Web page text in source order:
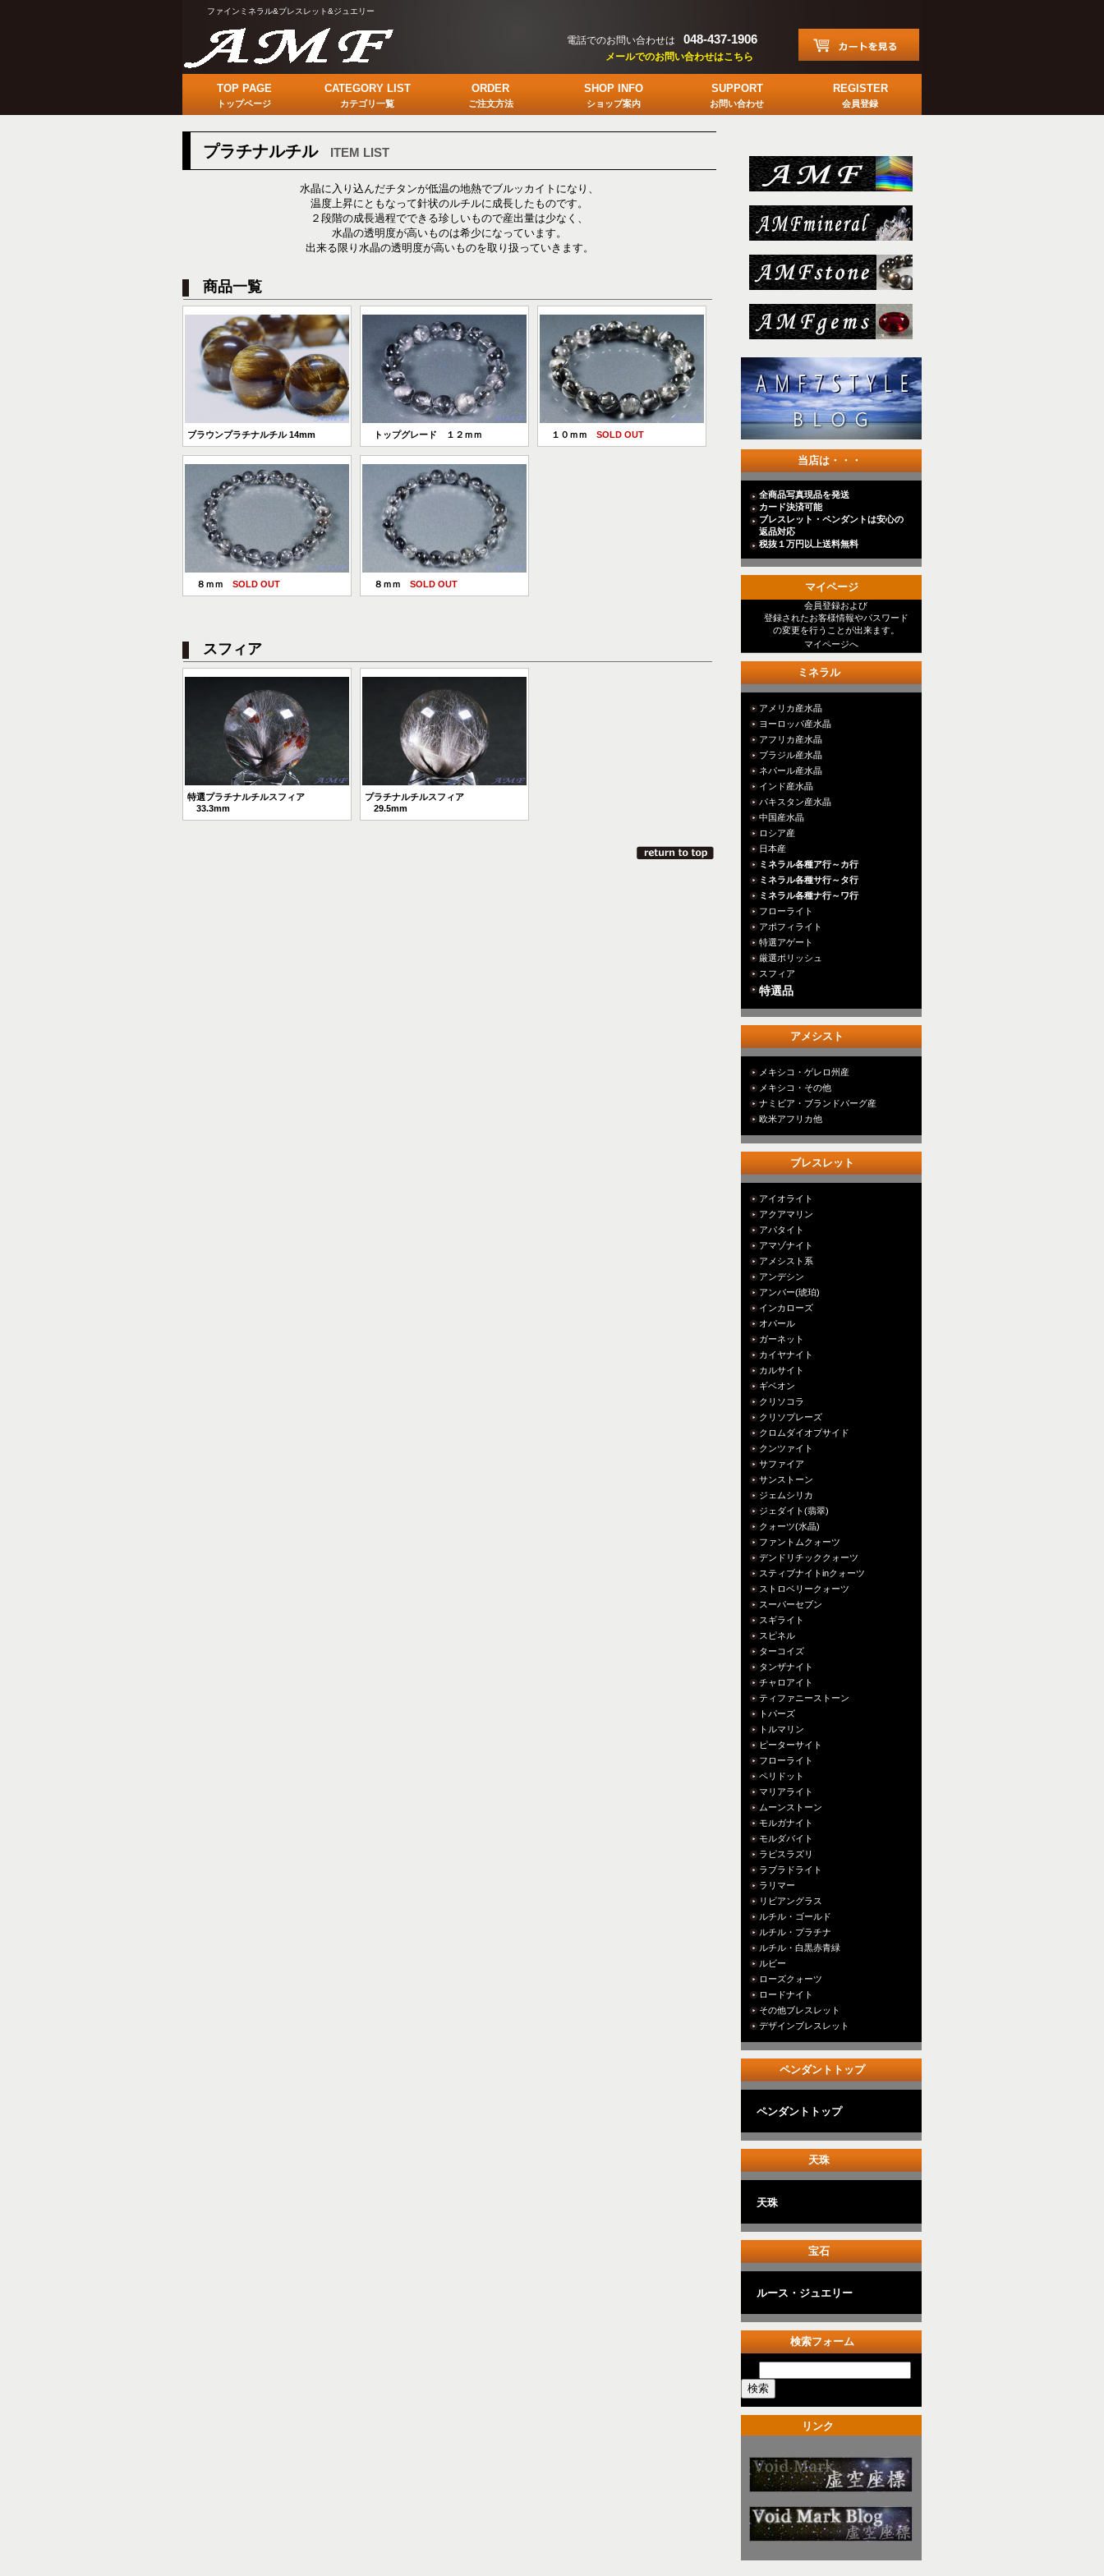
ファインミネラル&ブレスレット&ジュエリー
電話でのお問い合わせは 048-437-1906
メールでのお問い合わせはこちら
プラチナルチル ITEM LIST
水晶に入り込んだチタンが低温の地熱でブルッカイトになり、
温度上昇にともなって針状のルチルに成長したものです。
２段階の成長過程でできる珍しいもので産出量は少なく、
水晶の透明度が高いものは希少になっています。
出来る限り水晶の透明度が高いものを取り扱っていきます。
商品一覧
ブラウンプラチナルチル 14mm トップグレード １２ｍｍ １０ｍｍ SOLD OUT
８ｍｍ SOLD OUT ８ｍｍ SOLD OUT
スフィア
特選プラチナルチルスフィア
33.3mm
プラチナルチルスフィア
29.5mm
TOP PAGE
トップページ
CATEGORY LIST
カテゴリ一覧
ORDER
ご注文方法
SHOP INFO
ショップ案内
SUPPORT
お問い合わせ
REGISTER
会員登録
当店は・・・
全商品写真現品を発送
カード決済可能
ブレスレット・ペンダントは安心の
返品対応
税抜１万円以上送料無料
マイページ
会員登録および
登録されたお客様情報やパスワード
の変更を行うことが出来ます。
マイページへ
ミネラル
アメリカ産水晶
ヨーロッパ産水晶
アフリカ産水晶
ブラジル産水晶
ネパール産水晶
インド産水晶
パキスタン産水晶
中国産水晶
ロシア産
日本産
ミネラル各種ア行～カ行
ミネラル各種サ行～タ行
ミネラル各種ナ行～ワ行
フローライト
アポフィライト
特選アゲート
厳選ポリッシュ
スフィア
特選品
アメシスト
メキシコ・ゲレロ州産
メキシコ・その他
ナミビア・ブランドバーグ産
欧米アフリカ他
ブレスレット
アイオライト
アクアマリン
アパタイト
アマゾナイト
アメシスト系
アンデシン
アンバー(琥珀)
インカローズ
オパール
ガーネット
カイヤナイト
カルサイト
ギベオン
クリソコラ
クリソプレーズ
クロムダイオプサイド
クンツァイト
サファイア
サンストーン
ジェムシリカ
ジェダイト(翡翠)
クォーツ(水晶)
ファントムクォーツ
デンドリチッククォーツ
スティブナイトinクォーツ
ストロベリークォーツ
スーパーセブン
スギライト
スピネル
ターコイズ
タンザナイト
チャロアイト
ティファニーストーン
トパーズ
トルマリン
ピーターサイト
フローライト
ペリドット
マリアライト
ムーンストーン
モルガナイト
モルダバイト
ラピスラズリ
ラブラドライト
ラリマー
リビアングラス
ルチル・ゴールド
ルチル・プラチナ
ルチル・白黒赤青緑
ルビー
ローズクォーツ
ロードナイト
その他ブレスレット
デザインブレスレット
ペンダントトップ
ペンダントトップ
天珠
天珠
宝石
ルース・ジュエリー
検索フォーム
リンク